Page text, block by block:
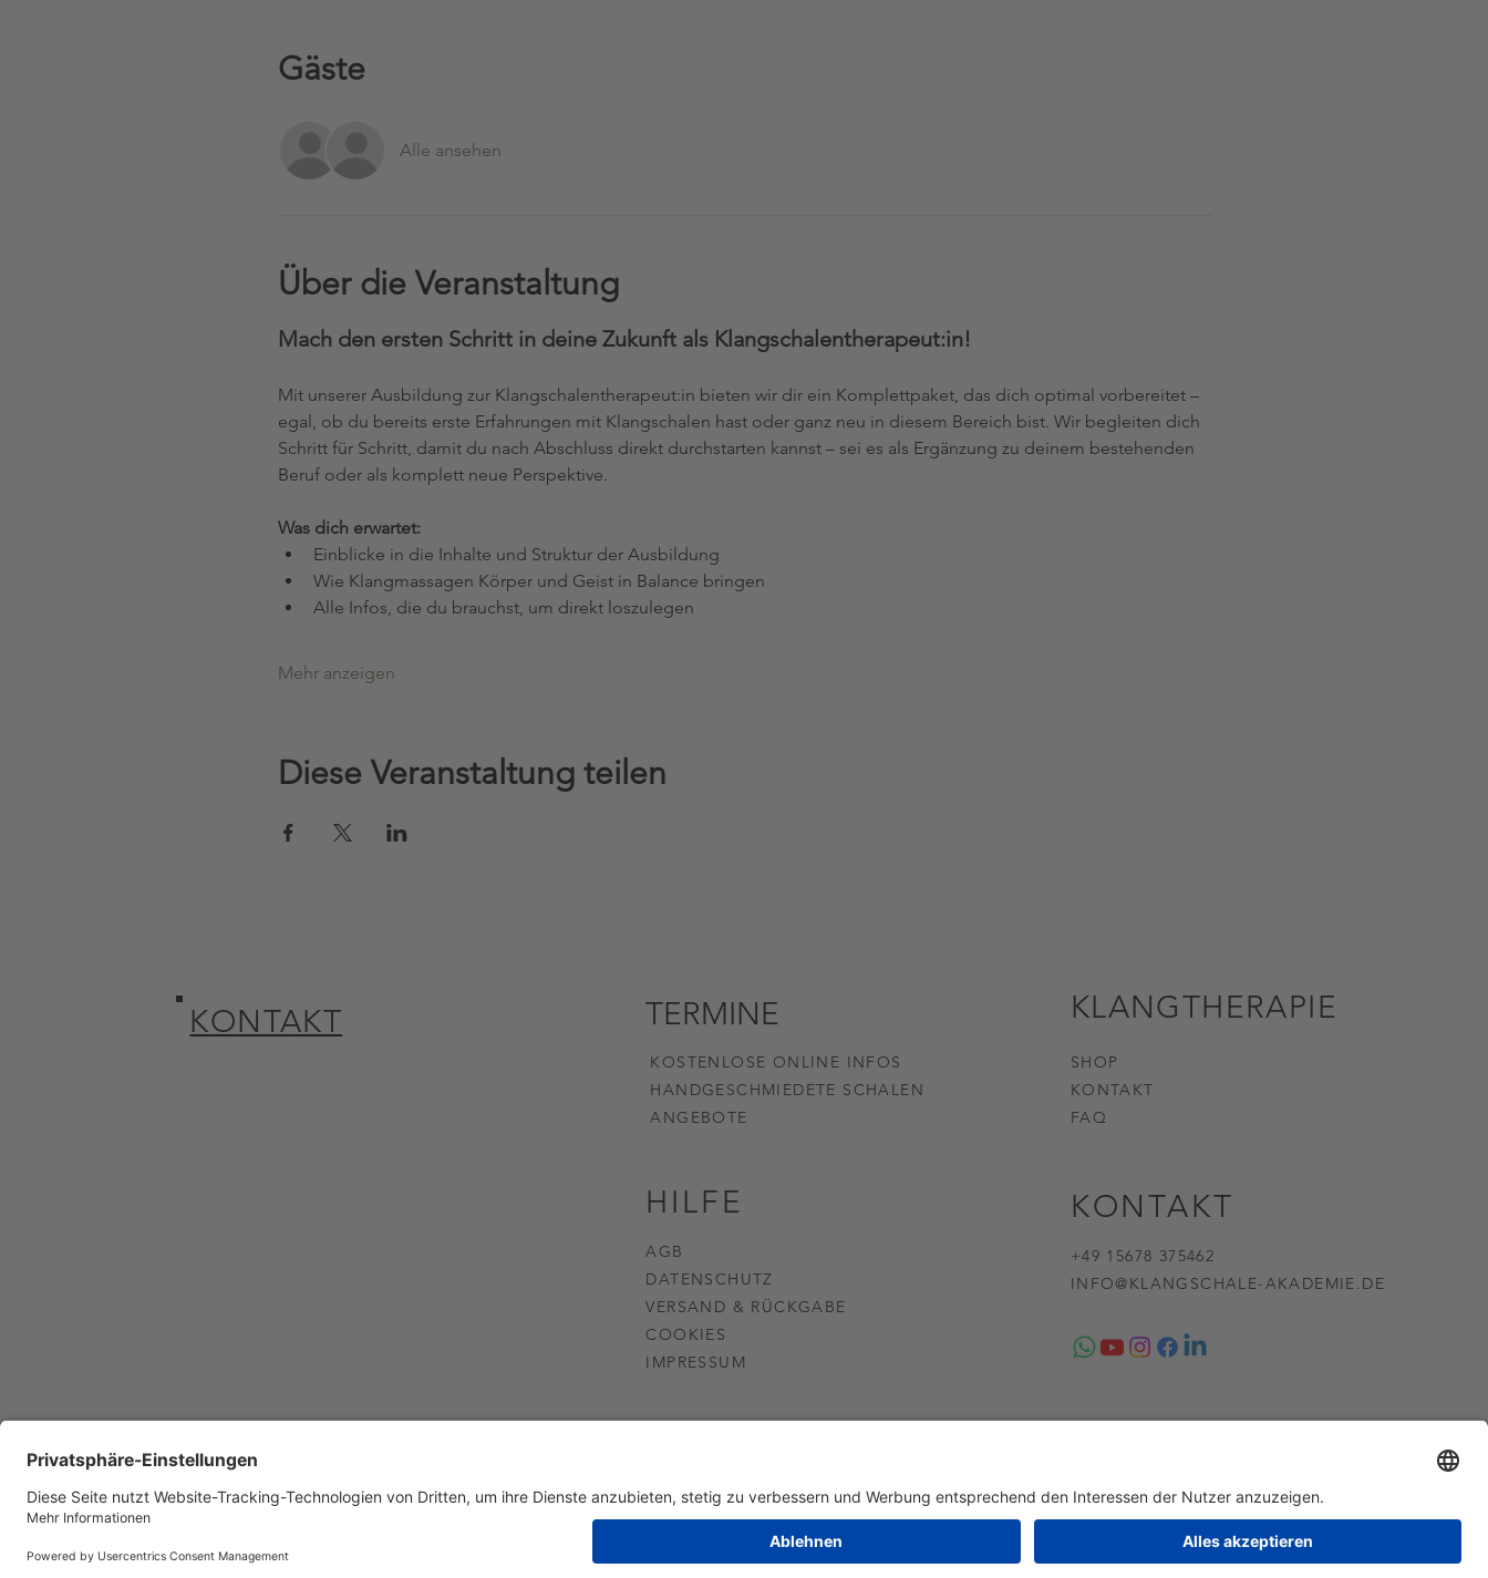
Gäste
Alle ansehen
Über die Veranstaltung
Mach den ersten Schritt in deine Zukunft als Klangschalentherapeut:in!
Mit unserer Ausbildung zur Klangschalentherapeut:in bieten wir dir ein Komplettpaket, das dich optimal vorbereitet –
egal, ob du bereits erste Erfahrungen mit Klangschalen hast oder ganz neu in diesem Bereich bist. Wir begleiten dich
Schritt für Schritt, damit du nach Abschluss direkt durchstarten kannst – sei es als Ergänzung zu deinem bestehenden
Beruf oder als komplett neue Perspektive.
Was dich erwartet:
Einblicke in die Inhalte und Struktur der Ausbildung
Wie Klangmassagen Körper und Geist in Balance bringen
Alle Infos, die du brauchst, um direkt loszulegen
Mehr anzeigen
Diese Veranstaltung teilen
KONTAKT TERMINE
KOSTENLOSE ONLINE INFOS
HANDGESCHMIEDETE SCHALEN
ANGEBOTE
HILFE
AGB
DATENSCHUTZ
VERSAND & RÜCKGABE
COOKIES
IMPRESSUM
KLANGTHERAPIE
SHOP
KONTAKT
FAQ
KONTAKT
+49 15678 375462
INFO@KLANGSCHALE-AKADEMIE.DE